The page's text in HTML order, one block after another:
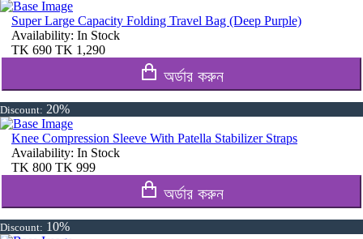
Super Large Capacity Folding Travel Bag (Deep Purple)
Availability: In Stock
TK 690 TK 1,290
অর্ডার করুন
Discount: 20%
Knee Compression Sleeve With Patella Stabilizer Straps
Availability: In Stock
TK 800 TK 999
অর্ডার করুন
Discount: 10%